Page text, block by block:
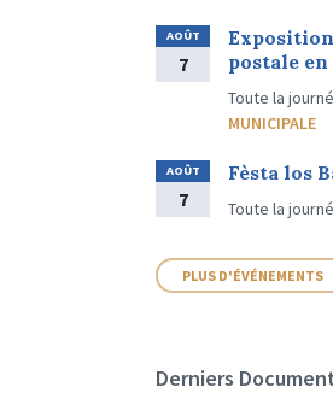
AOÛT
7
Exposition
postale en
Toute la
MUNICIPALE
AOÛT
7
Fèsta los
Toute la
PLUS D'ÉVÉNEMENTS
Derniers